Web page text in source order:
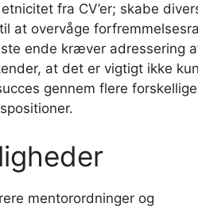
fra CV’er; skabe
at overvåge
ende kræver adressering
at det er vigtigt ikke
gennem flere forskellige
mentorordninger og